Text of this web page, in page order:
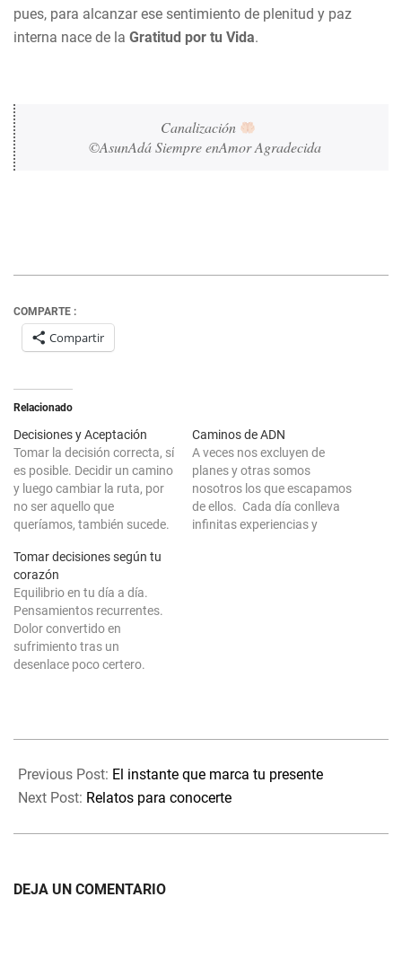
pues, para alcanzar ese sentimiento de plenitud y paz
interna nace de la Gratitud por tu Vida.
Canalización
©AsunAdá Siempre enAmor Agradecida
COMPARTE :
Compartir
Relacionado
Decisiones y Aceptación
Tomar la decisión correcta, sí
es posible. Decidir un camino
y luego cambiar la ruta, por
no ser aquello que
queríamos, también sucede.
resultar tan sencilla como el
hecho de decidir. Quizás sea
algo no simple, pero si
sencillo. Un instante es el
que…
Caminos de ADN
A veces nos excluyen de
planes y otras somos
nosotros los que escapamos
de ellos. Cada día conlleva
infinitas experiencias y
Tomar decisiones según tu
corazón
Equilibrio en tu día a día.
Pensamientos recurrentes.
Dolor convertido en
sufrimiento tras un
desenlace poco certero.
querer salir de él. Está claro
la decisión que quieras.
Siempre puedes elegir el…
02-
10
Previous Post: El instante que marca tu presente
Next Post: Relatos para conocerte
DEJA UN COMENTARIO